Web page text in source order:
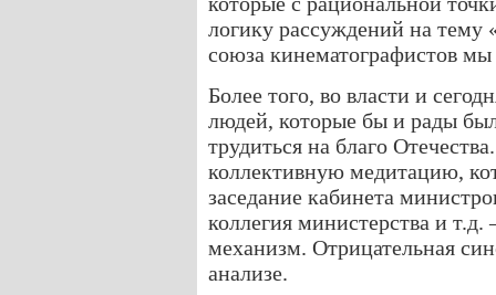
логику рассуждений на тему
союза кинематографистов
Более того, во власти и
людей, которые бы и рады
трудиться на благо
коллективную медитацию,
заседание кабинета
коллегия министерства и
механизм. Отрицательная
анализе.